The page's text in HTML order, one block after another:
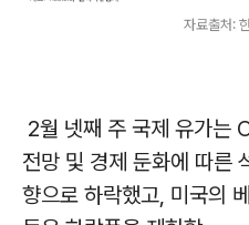
자료출처:
2월 넷째 주 국제 유가는
전망 및 경제 둔화에 따른
향으로 하락했고, 미국의